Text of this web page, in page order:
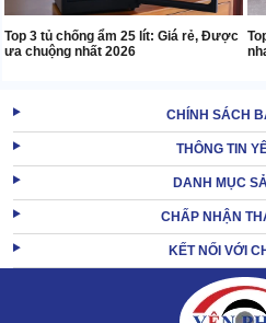
Top 3 tủ chống ẩm 25 lít: Giá rẻ, Được
ưa chuộng nhất 2026
CHÍNH SÁCH
THÔNG TIN
DANH MỤC
CHẤP NHẬN
KẾT NỐI VỚI